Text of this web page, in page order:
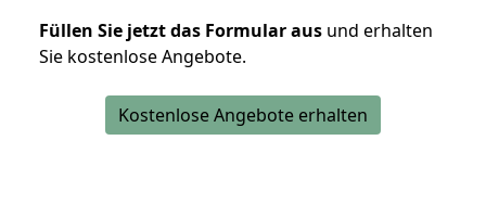
Füllen Sie jetzt das Formular aus und erhalten
Sie kostenlose Angebote.
Kostenlose Angebote erhalten